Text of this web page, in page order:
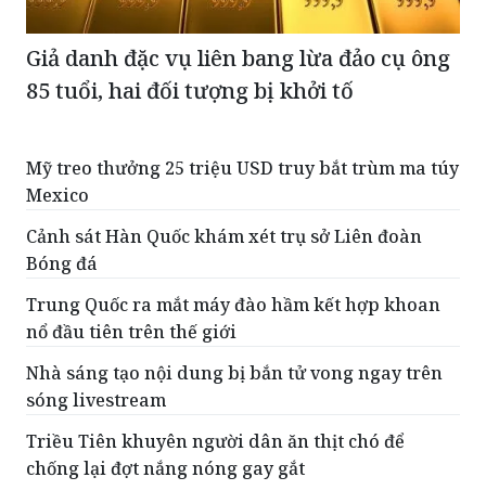
85 tuổi, hai đối tượng bị khởi tố
Mỹ treo thưởng 25 triệu USD truy bắt trùm ma túy
Mexico
Cảnh sát Hàn Quốc khám xét trụ sở Liên đoàn
Bóng đá
Trung Quốc ra mắt máy đào hầm kết hợp khoan
nổ đầu tiên trên thế giới
Nhà sáng tạo nội dung bị bắn tử vong ngay trên
sóng livestream